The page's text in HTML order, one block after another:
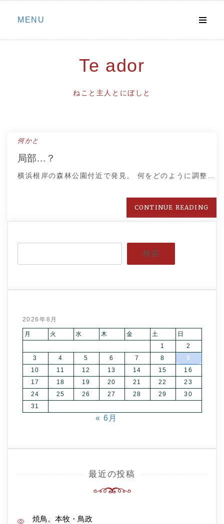
Skip
MENU
Te ador
ねこと主人とにぼしと
何かと
局部…？
横浜根岸の森林公園付近で発見。 何をどのように調整…
CONTINUE READING
検索
2026年8月
月 火 水 木 金 土
日
1
2
3
4 5 6 7 8
9
10
11 12 13 14 15
16
17
18 19 20 21 22
23
24
25 26 27 28 29
30
31
« 6月
最近の投稿
焼鳥。本牧・鳥政